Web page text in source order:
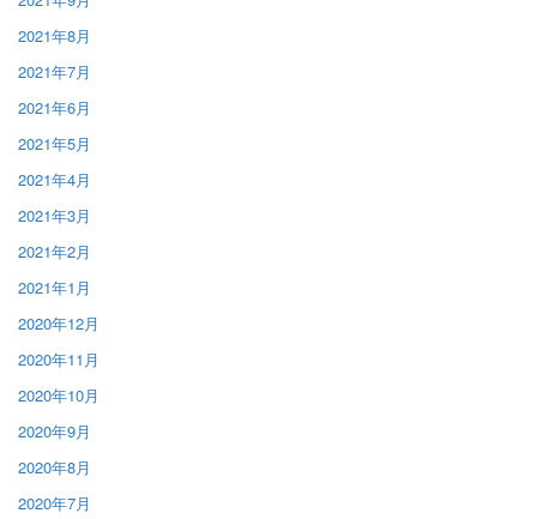
2021年8月
2021年7月
2021年6月
2021年5月
2021年4月
2021年3月
2021年2月
2021年1月
2020年12月
2020年11月
2020年10月
2020年9月
2020年8月
2020年7月